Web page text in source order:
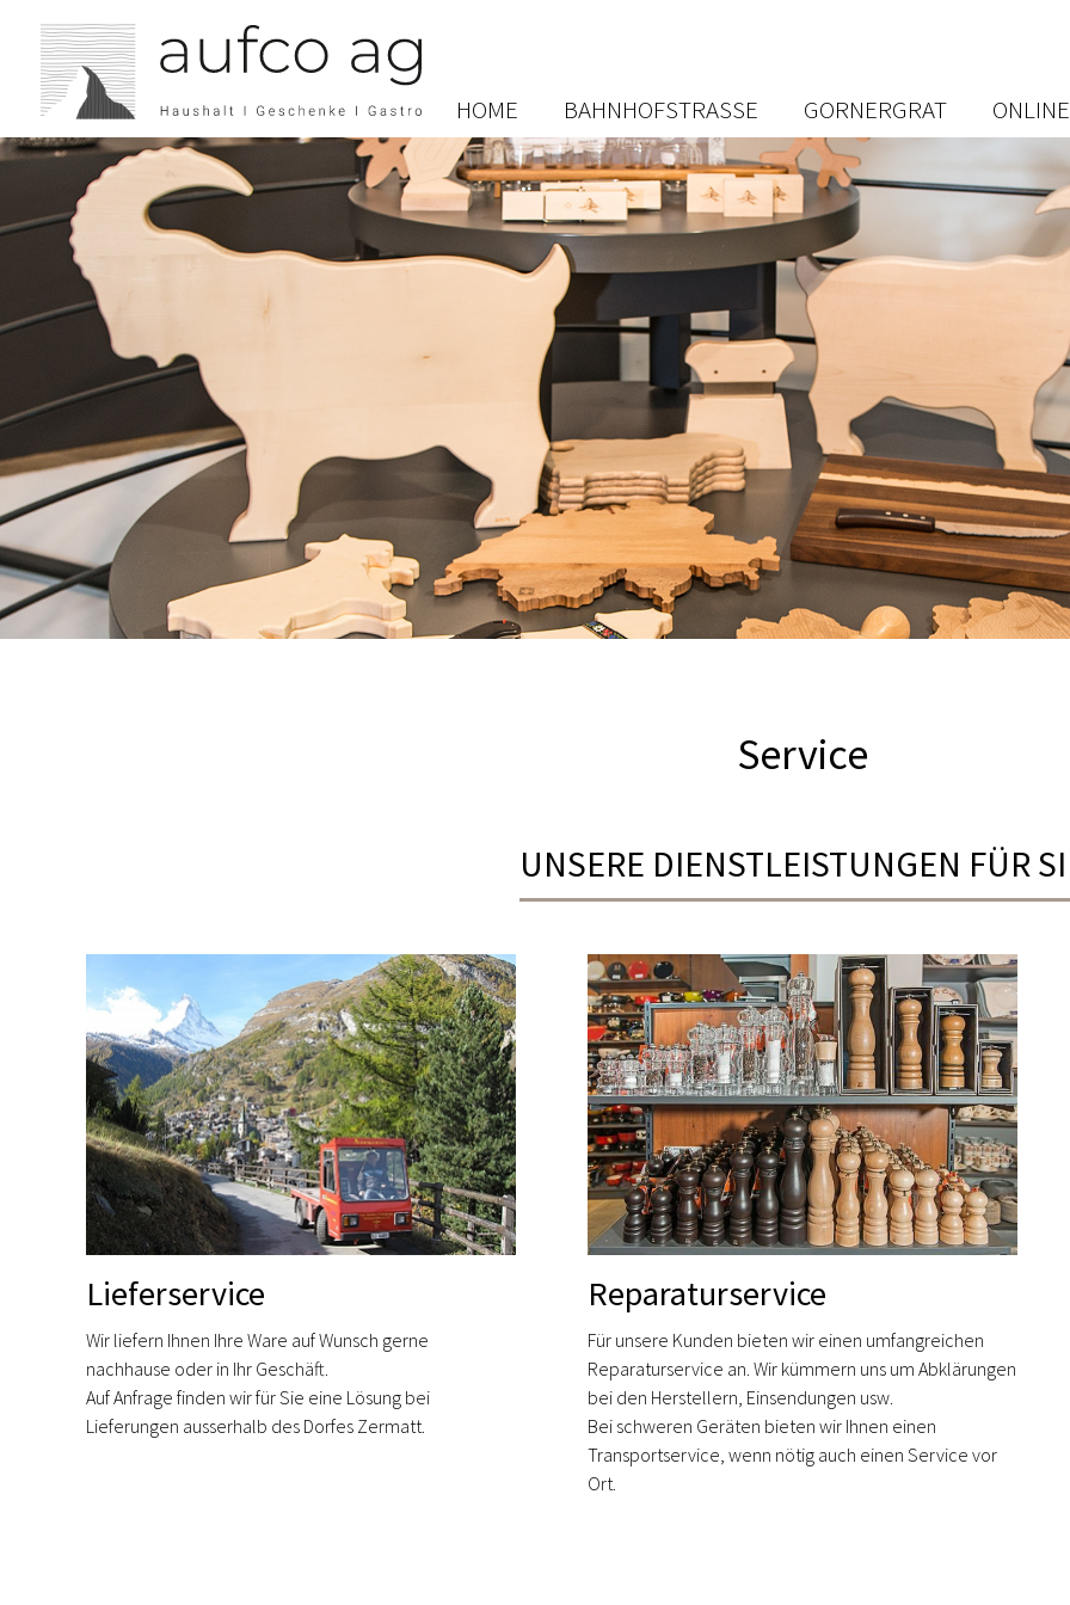
NAVIGATION
HOME
BAHNHOFSTRASSE GORNERGRAT
Service
UNSERE DIENSTLEISTUNGEN FÜR
Lieferservice
Wir liefern Ihnen Ihre Ware auf Wunsch gerne
nachhause oder in Ihr Geschäft.
Auf Anfrage finden wir für Sie eine Lösung bei
Lieferungen ausserhalb des Dorfes Zermatt.
Reparaturservice
Für unsere Kunden bieten wir einen umfangreichen
Reparaturservice an. Wir kümmern uns um Abklärungen
bei den Herstellern, Einsendungen usw.
Bei schweren Geräten bieten wir Ihnen einen
Transportservice, wenn nötig auch einen Service vor
Ort.